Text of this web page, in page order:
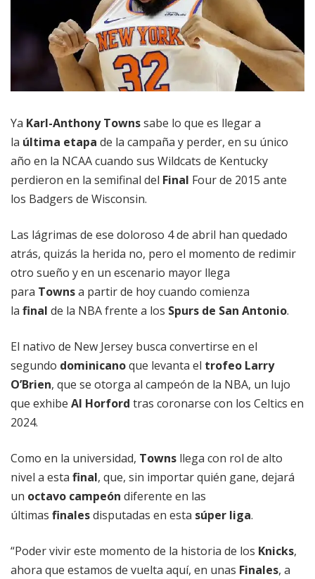
Ya Karl-Anthony Townssabe lo que es llegar a
la última etapa de la campaña y perder, en su único
año en la NCAA cuando sus Wildcats de Kentucky
perdieron en la semifinal del Final Four de 2015 ante
los Badgers de Wisconsin.
Las lágrimas de ese doloroso 4 de abril han quedado
atrás, quizás la herida no, pero el momento de redimir
otro sueño y en un escenario mayor llega
para Townsa partir de hoy cuando comienza
la final de la NBA frente a los Spurs de San Antonio.
El nativo de New Jersey busca convertirse en el
segundo dominicanoque levanta el trofeo Larry
O’Brien, que se otorga al campeón de la NBA, un lujo
que exhibe Al Horford tras coronarse con los Celtics en
2024.
Como en la universidad, Towns llega con rol de alto
nivel a esta final, que, sin importar quién gane, dejará
un octavo campeón diferente en las
últimas finalesdisputadas en esta súper liga.
“Poder vivir este momento de la historia de los Knicks,
ahora que estamos de vuelta aquí, en unas Finales, a